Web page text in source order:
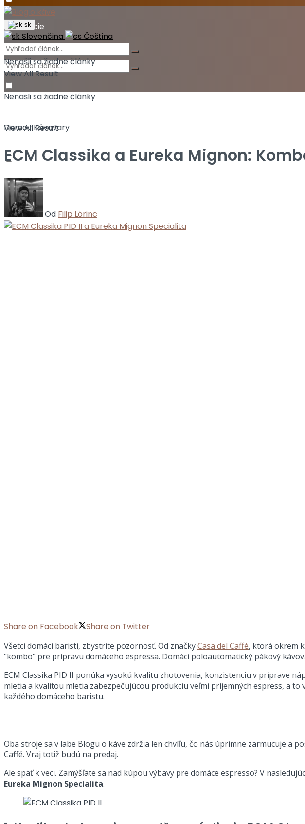
Akcie
Nenašli sa žiadne články
View All Result
sk
Slovenčina Čeština
Nenašli sa žiadne články
View All Result
Domov Kávovary
ECM Classika a Eureka Mignon:
Od Filip Lörinc
Share on Facebook Share on Twitter
Všetci domáci baristi, zbystrite pozornosť. Od značkyCasa del Caffé, ktorá okrem
“kombo” pre prípravu domáceho espressa. Domáci poloautomatický pákový
ECM Classika PID II ponúka vysokú kvalitu zhotovenia, konzistenciu v príprave
mletia a kvalitou mletia zabezpečujúcou produkciu veľmi príjemných espress, a
každého domáceho baristu.
Oba stroje sa v labe Blogu o káve zdržia len chvíľu, čo nás úprimne zarmucuje a
Caffé. Vraj totiž budú na predaj.
Ale späť k veci. Zamýšľate sa nad kúpou výbavy pre domáce espresso? V
Eureka Mignon Specialita.